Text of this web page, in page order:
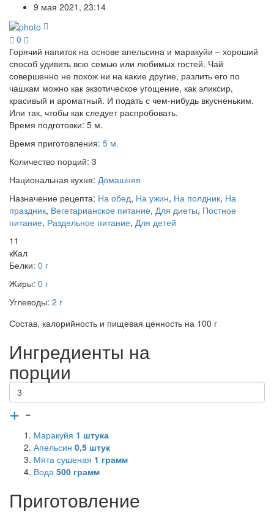
9 мая 2021, 23:14
0
Горячий напиток на основе апельсина и маракуйи – хороший
способ удивить всю семью или любимых гостей. Чай
совершенно не похож ни на какие другие, разлить его по
чашкам можно как экзотическое угощение, как эликсир,
красивый и ароматный. И подать с чем-нибудь вкусненьким.
Или так, чтобы как следует распробовать.
Время подготовки: 5 м.
Время приготовления: 5 м.
Количество порций: 3
Национальная кухня: Домашняя
Назначение рецепта: На обед, На ужин, На полдник, На
праздник, Вегетарианское питание, Для диеты, Постное
питание, Раздельное питание, Для детей
11
кКал
Белки: 0 г
Жиры: 0 г
Углеводы: 2 г
Состав, калорийность и пищевая ценность на 100 г
Ингредиенты на
порции
+ -
Маракуйя 1 штука
Апельсин 0,5 штук
Мята сушеная 1 грамм
Вода 500 грамм
Приготовление